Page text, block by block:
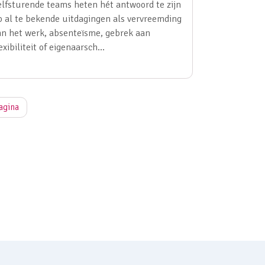
teams heten hét antwoord te zijn
al te bekende uitdagingen als vervreemding
het werk, absenteïsme, gebrek aan
of eigenaarsch…